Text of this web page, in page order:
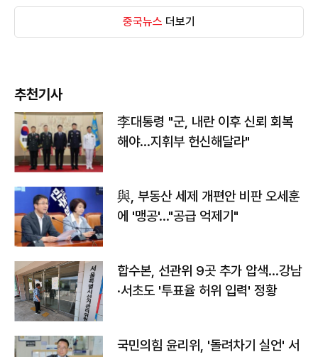
중국뉴스 더보기
추천기사
李대통령 "군, 내란 이후 신뢰 회복
해야…지휘부 헌신해달라"
與, 부동산 세제 개편안 비판 오세훈
에 '맹공'…"공급 억제기"
합수본, 선관위 9곳 추가 압색…강남
·서초도 '투표율 허위 입력' 정황
국민의힘 윤리위, '돌려차기 실언' 서